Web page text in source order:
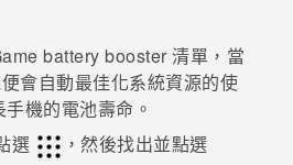
battery booster 清單，當
會自動最佳化系統資源的使
機的電池壽命。
選
，然後找出並點選